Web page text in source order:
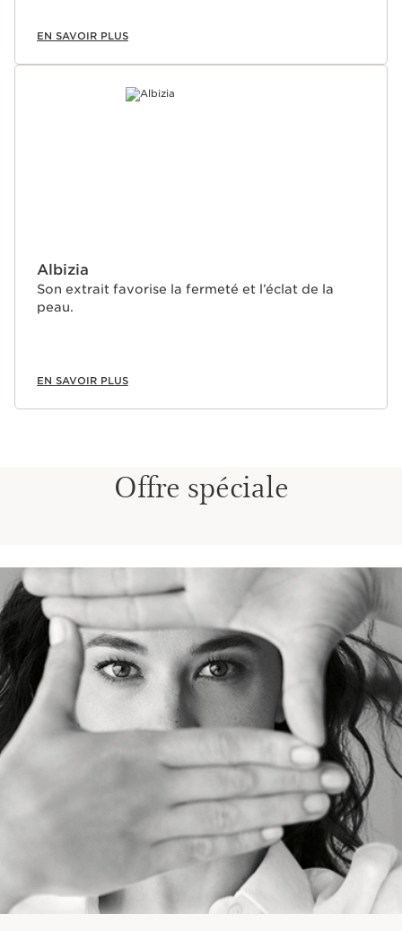
EN SAVOIR PLUS
Albizia
Son extrait favorise la fermeté et l’éclat de la
peau.
EN SAVOIR PLUS
Offre spéciale